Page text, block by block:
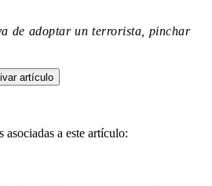
de adoptar un terrorista, pinchar
artículo
asociadas a este artículo: